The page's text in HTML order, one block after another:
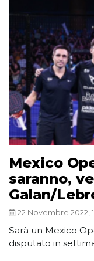
Mexico
saranno,
Galan/
22 Novembre 2022,
Sarà un Mexico
disputato in